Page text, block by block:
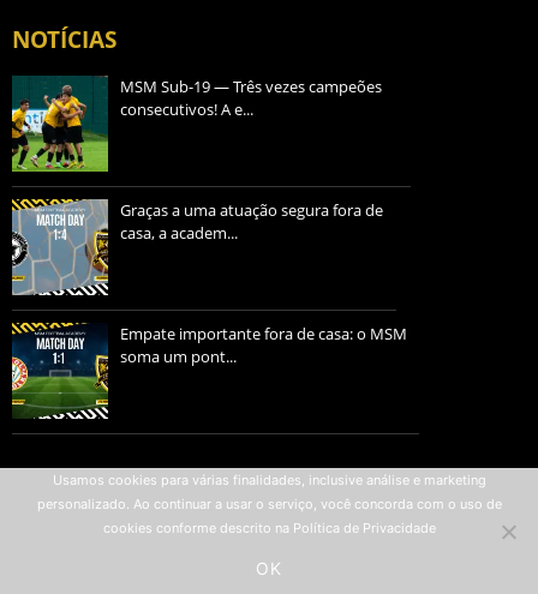
NOTÍCIAS
MSM Sub-19 — Três vezes campeões
consecutivos! A e...
Graças a uma atuação segura fora de
casa, a academ...
Empate importante fora de casa: o MSM
soma um pont...
Política de privacidade
Termos de uso
Usamos cookies para várias finalidades, inclusive análise e marketing
personalizado. Ao continuar a usar o serviço, você concorda com o uso de
cookies conforme descrito na Política de Privacidade
OK